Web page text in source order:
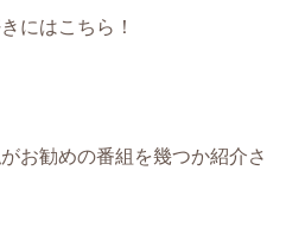
にはこちら！
お勧めの番組を幾つか紹介さ